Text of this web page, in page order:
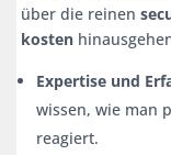
über die reinen
kosten
Expertise und
wissen, wie man
reagiert.